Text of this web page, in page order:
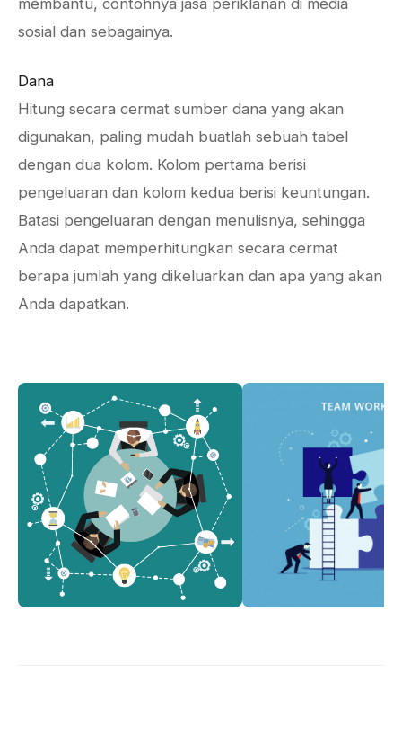
membantu, contohnya jasa periklanan di media
sosial dan sebagainya.
Dana
Hitung secara cermat sumber dana yang akan
digunakan, paling mudah buatlah sebuah tabel
dengan dua kolom. Kolom pertama berisi
pengeluaran dan kolom kedua berisi keuntungan.
Batasi pengeluaran dengan menulisnya, sehingga
Anda dapat memperhitungkan secara cermat
berapa jumlah yang dikeluarkan dan apa yang akan
Anda dapatkan.